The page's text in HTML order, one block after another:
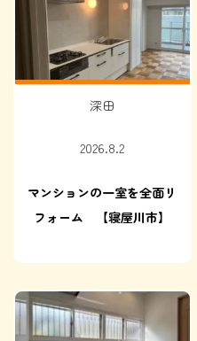
深田
2026.8.2
マンションの一室を全面リ
フォーム 【寝屋川市】